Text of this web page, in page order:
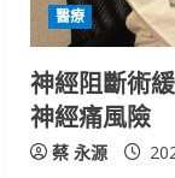
n
g
醫療
神經阻斷術
神經痛風險
蔡 永源